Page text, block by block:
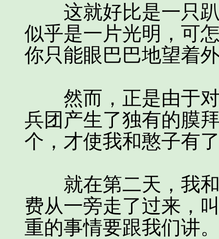
这就好比是一只趴
似乎是一片光明，可
你只能眼巴巴地望着
然而，正是由于对
兵团产生了独有的膜
个，才使我和憨子有
就在第二天，我和
费从一旁走了过来，
重的事情要跟我们讲